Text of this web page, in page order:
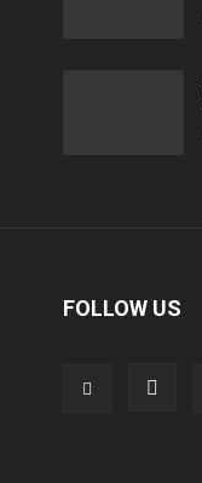
FOLLOW US